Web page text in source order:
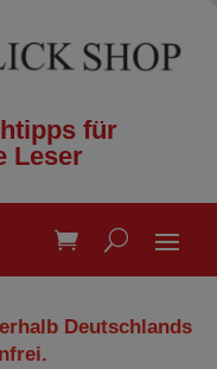
für
Leser
Deutschlands